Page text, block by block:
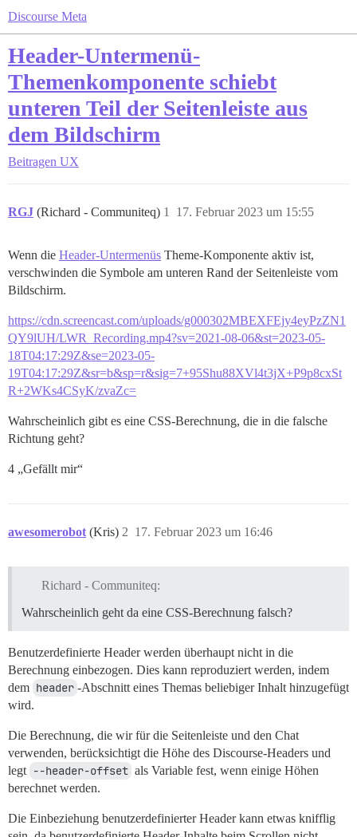
Discourse Meta
Header-Untermenü-
Themenkomponente schiebt
unteren Teil der Seitenleiste aus
dem Bildschirm
Beitragen UX
RGJ (Richard - Communiteq) 17. Februar 2023 um 15:55
1
Wenn die Header-Untermenüs Theme-Komponente aktiv ist,
verschwinden die Symbole am unteren Rand der Seitenleiste vom
Bildschirm.
https://cdn.screencast.com/uploads/g000302MBEXFEjy4eyPzZN1
QY9lUH/LWR_Recording.mp4?sv=2021-08-06&st=2023-05-
18T04:17:29Z&se=2023-05-
19T04:17:29Z&sr=b&sp=r&sig=7+95Shu88XVl4t3jX+P9p8cxSt
R+2WKs4CSyK/zvaZc=
Wahrscheinlich gibt es eine CSS-Berechnung, die in die falsche
Richtung geht?
4 „Gefällt mir“
awesomerobot (Kris) 17. Februar 2023 um 16:46
2
Richard - Communiteq:
Wahrscheinlich geht da eine CSS-Berechnung falsch?
Benutzerdefinierte Header werden überhaupt nicht in die
Berechnung einbezogen. Dies kann reproduziert werden, indem
dem header -Abschnitt eines Themas beliebiger Inhalt hinzugefügt
wird.
Die Berechnung, die wir für die Seitenleiste und den Chat
verwenden, berücksichtigt die Höhe des Discourse-Headers und
legt --header-offset als Variable fest, wenn einige Höhen
berechnet werden.
Die Einbeziehung benutzerdefinierter Header kann etwas knifflig